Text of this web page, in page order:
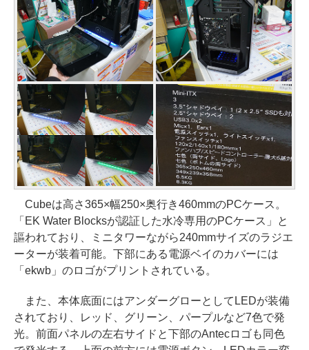
Cubeは高さ365×幅250×奥行き460mmのPCケース。
「EK Water Blocksが認証した水冷専用のPCケース」と
謳われており、ミニタワーながら240mmサイズのラジエ
ーターが装着可能。下部にある電源ベイのカバーには
「ekwb」のロゴがプリントされている。
また、本体底面にはアンダーグローとしてLEDが装備
されており、レッド、グリーン、パープルなど7色で発
光。前面パネルの左右サイドと下部のAntecロゴも同色